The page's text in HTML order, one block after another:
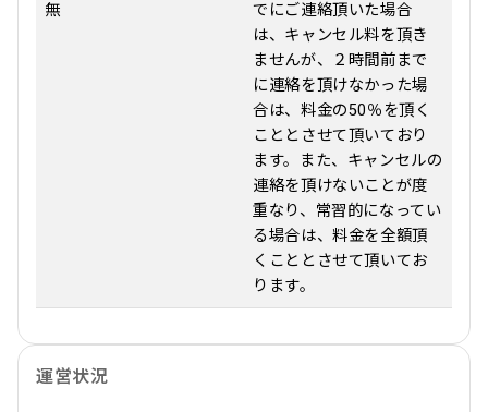
無
でにご連絡頂いた場合
は、キャンセル料を頂き
ませんが、２時間前まで
に連絡を頂けなかった場
合は、料金の50％を頂く
こととさせて頂いており
ます。また、キャンセルの
連絡を頂けないことが度
重なり、常習的になってい
る場合は、料金を全額頂
くこととさせて頂いてお
ります。
運営状況